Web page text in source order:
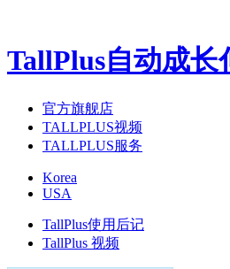
TallPlus自动成长
官方旗舰店
TALLPLUS视频
TALLPLUS服务
Korea
USA
TallPlus使用后记
TallPlus 视频